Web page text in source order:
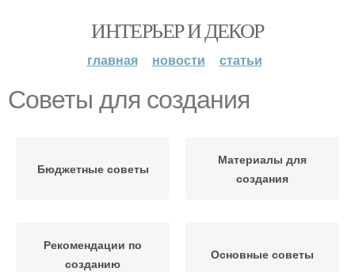
ИНТЕРЬЕР И ДЕКОР
главная новости статьи
Советы для создания
Бюджетные советы
Материалы для
создания
Рекомендации по
созданию
Основные советы